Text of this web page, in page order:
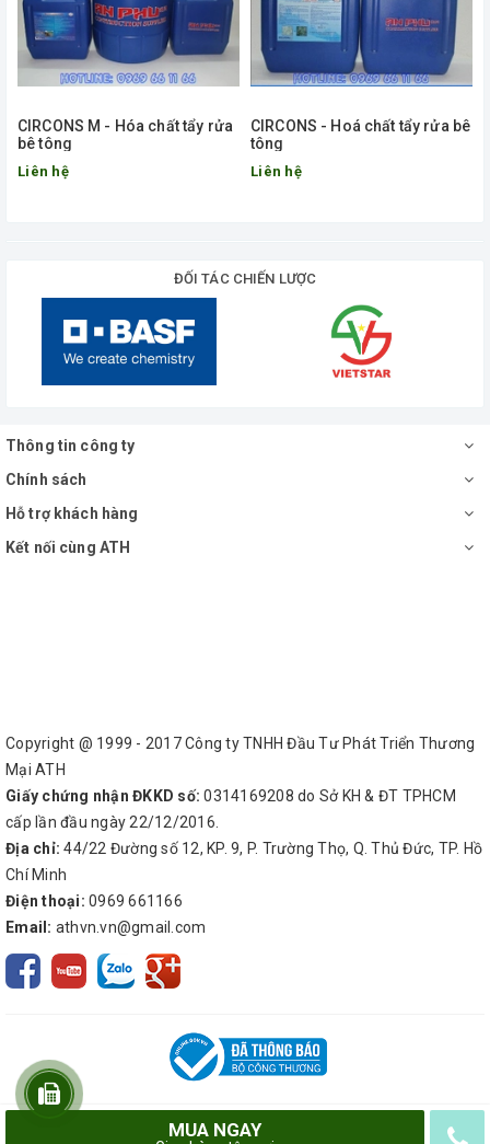
CIRCONS M - Hóa chất tẩy rửa
bê tông
Liên hệ
CIRCONS - Hoá chất tẩy rửa bê
tông
Liên hệ
MUA NGAY
ĐỐI TÁC CHIẾN LƯỢC
Thông tin công ty
Chính sách
Hỗ trợ khách hàng
Kết nối cùng ATH
Copyright @ 1999 - 2017 Công ty TNHH Đầu Tư Phát Triển Thương
Mại ATH
Giấy chứng nhận ĐKKD số: 0314169208 do Sở KH & ĐT TPHCM
cấp lần đầu ngày 22/12/2016.
Địa chỉ: 44/22 Đường số 12, KP. 9, P. Trường Thọ, Q. Thủ Đức, TP. Hồ
Chí Minh
Điện thoại: 0969 661166
Email: athvn.vn@gmail.com
Công ty TNHH Đầu Tư Phát Triển Thương Mại ATH